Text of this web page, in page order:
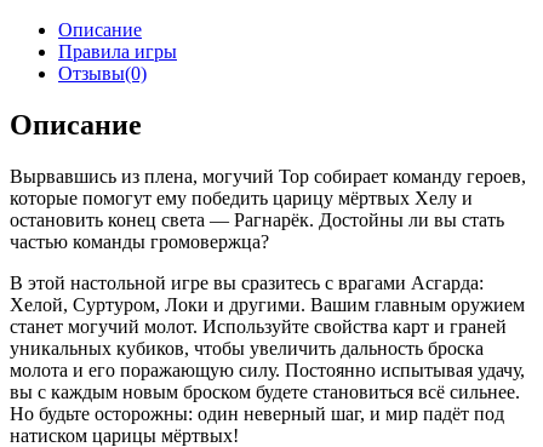
Описание
Правила игры
Отзывы(0)
Описание
Вырвавшись из плена, могучий Тор собирает команду героев,
которые помогут ему победить царицу мёртвых Хелу и
остановить конец света — Рагнарёк. Достойны ли вы стать
частью команды громовержца?
В этой настольной игре вы сразитесь с врагами Асгарда:
Хелой, Суртуром, Локи и другими. Вашим главным оружием
станет могучий молот. Используйте свойства карт и граней
уникальных кубиков, чтобы увеличить дальность броска
молота и его поражающую силу. Постоянно испытывая удачу,
вы с каждым новым броском будете становиться всё сильнее.
Но будьте осторожны: один неверный шаг, и мир падёт под
натиском царицы мёртвых!